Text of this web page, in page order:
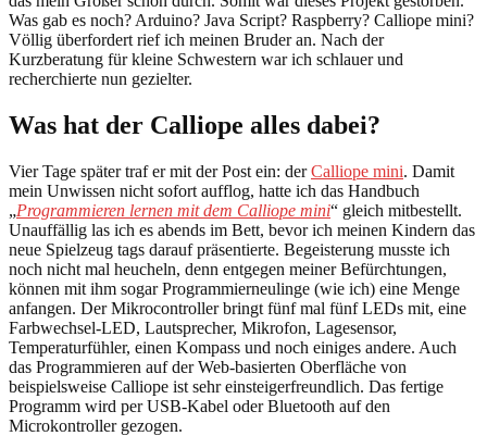
Was gab es noch? Arduino? Java Script? Raspberry? Calliope mini?
Völlig überfordert rief ich meinen Bruder an. Nach der
Kurzberatung für kleine Schwestern war ich schlauer und
recherchierte nun gezielter.
Was hat der Calliope alles dabei?
Vier Tage später traf er mit der Post ein: derCalliope mini. Damit
mein Unwissen nicht sofort aufflog, hatte ich das Handbuch
„Programmieren lernen mit dem Calliope mini“ gleich mitbestellt.
Unauffällig las ich es abends im Bett, bevor ich meinen Kindern das
neue Spielzeug tags darauf präsentierte. Begeisterung musste ich
noch nicht mal heucheln, denn entgegen meiner Befürchtungen,
können mit ihm sogar Programmierneulinge (wie ich) eine Menge
anfangen. Der Mikrocontroller bringt fünf mal fünf LEDs mit, eine
Farbwechsel-LED, Lautsprecher, Mikrofon, Lagesensor,
Temperaturfühler, einen Kompass und noch einiges andere. Auch
das Programmieren auf der Web-basierten Oberfläche von
beispielsweise Calliope ist sehr einsteigerfreundlich. Das fertige
Programm wird per USB-Kabel oder Bluetooth auf den
Microkontroller gezogen.